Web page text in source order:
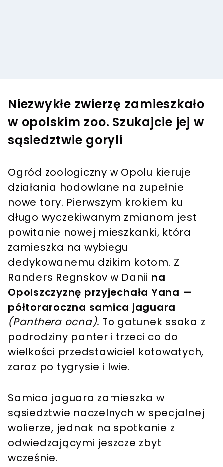
Niezwykłe zwierzę zamieszkało
w opolskim zoo. Szukajcie jej w
sąsiedztwie goryli
Ogród zoologiczny w Opolu kieruje
działania hodowlane na zupełnie
nowe tory. Pierwszym krokiem ku
długo wyczekiwanym zmianom jest
powitanie nowej mieszkanki, która
zamieszka na wybiegu
dedykowanemu dzikim kotom. Z
Randers Regnskov w Danii na
Opolszczyznę przyjechała Yana —
półtoraroczna samica jaguara
(Panthera ocna). To gatunek ssaka z
podrodziny panter i trzeci co do
wielkości przedstawiciel kotowatych,
zaraz po tygrysie i lwie.
Samica jaguara zamieszka w
sąsiedztwie naczelnych w specjalnej
wolierze, jednak na spotkanie z
odwiedzającymi jeszcze zbyt
wcześnie.